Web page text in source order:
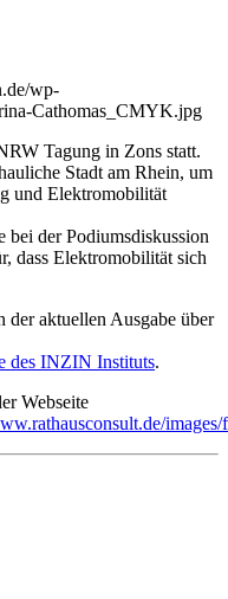
wp-
Cathomas_CMYK.jpg
Tagung in Zons statt.
Stadt am Rhein, um
und Elektromobilität
der Podiumsdiskussion
dass Elektromobilität sich
der aktuellen Ausgabe über
des INZIN Instituts.
Webseite